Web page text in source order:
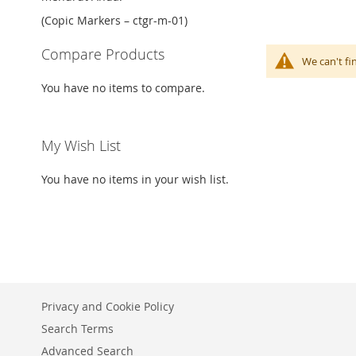
(Copic Markers – ctgr-m-01)
We can't
Compare Products
You have no items to compare.
My Wish List
You have no items in your wish list.
Privacy and Cookie Policy
Search Terms
Advanced Search